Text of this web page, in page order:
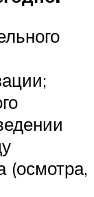
(осмотра,